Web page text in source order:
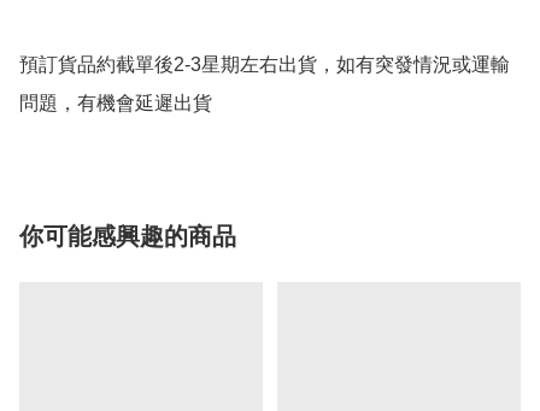
預訂貨品約截單後2-3星期左右出貨，如有突發情況或運輸
問題，有機會延遲出貨
你可能感興趣的商品